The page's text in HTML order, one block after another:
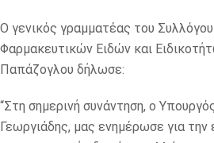
Ο γενικός γραμματέας του
Φαρμακευτικών Ειδών και
Παπάζογλου δήλωσε:
“Στη σημερινή συνάντηση, ο
Γεωργιάδης, μας ενημέρωσε για την